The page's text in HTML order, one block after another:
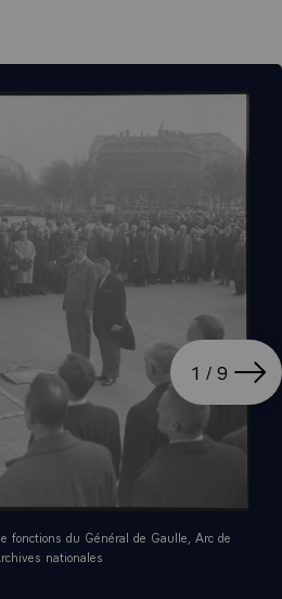
fonctions du Général de Gaulle, Arc de
nationales
1 / 9